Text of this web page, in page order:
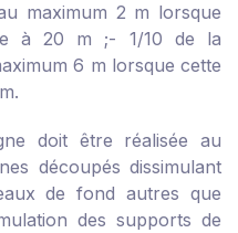
maximum 2 m lorsque
à 20 m ;- 1/10 de la
6 m lorsque cette
doit être réalisée au
découpés dissimulant
de fond autres que
des supports de